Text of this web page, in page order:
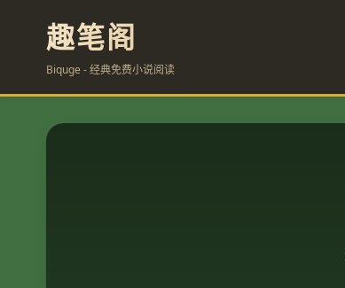
趣笔阁
Biquge - 经典免费小说阅读